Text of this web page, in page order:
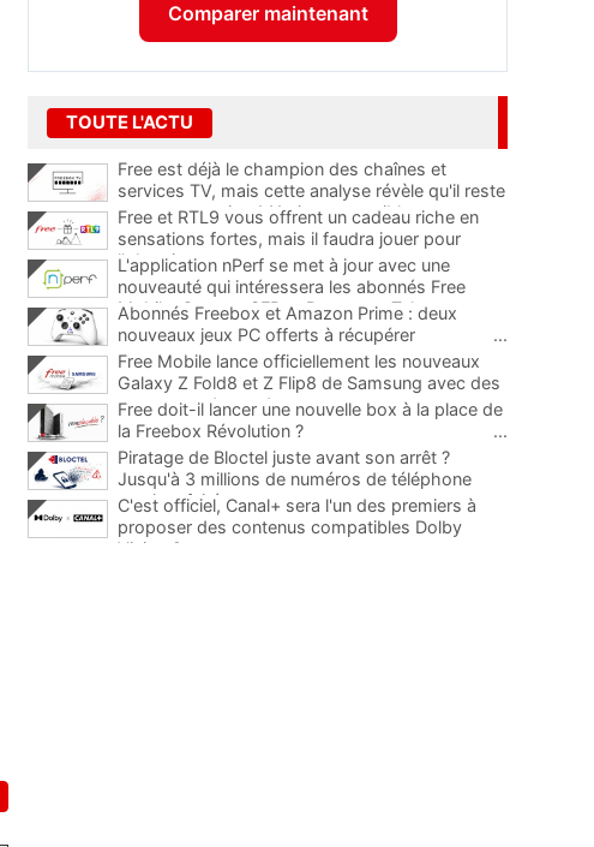
Comparer maintenant
TOUTE L'ACTU
Free est déjà le champion des chaînes et
services TV, mais cette analyse révèle qu'il reste
encore au moins 141 ajouts possibles
Free et RTL9 vous offrent un cadeau riche en
sensations fortes, mais il faudra jouer pour
l'obtenir
L'application nPerf se met à jour avec une
nouveauté qui intéressera les abonnés Free
Mobile, Orange, SFR et Bouygues Telecom
Abonnés Freebox et Amazon Prime : deux
nouveaux jeux PC offerts à récupérer
...
Free Mobile lance officiellement les nouveaux
Galaxy Z Fold8 et Z Flip8 de Samsung avec des
promos et des cadeaux
...
Free doit-il lancer une nouvelle box à la place de
la Freebox Révolution ?
...
Piratage de Bloctel juste avant son arrêt ?
Jusqu'à 3 millions de numéros de téléphone
auraient fuité
C'est officiel, Canal+ sera l'un des premiers à
proposer des contenus compatibles Dolby
Vision 2